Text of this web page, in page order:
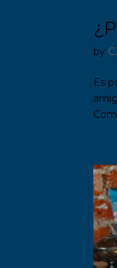
by
Es